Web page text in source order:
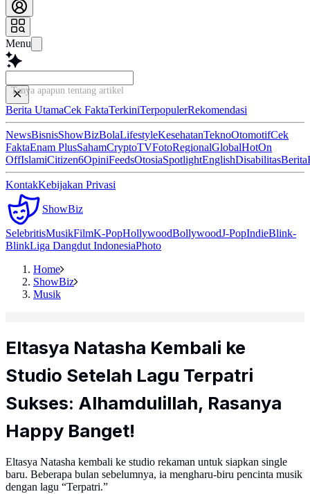
Menu
Tanya apapun tentang artikel ini...
Berita UtamaCek FaktaTerkiniTerpopulerRekomendasi
NewsBisnisShowBizBolaLifestyleKesehatanTeknoOtomotifCek
FaktaEnam PlusSahamCryptoTVFotoRegionalGlobalHotOn
OffIslamiCitizen6OpiniFeedsOtosiaSpotlightEnglishDisabilitasBerita
KontakKebijakan Privasi
ShowBiz
SelebritisMusikFilmK-PopHollywoodBollywoodJ-PopIndieBlink-
BlinkLiga Dangdut IndonesiaPhoto
Home
ShowBiz
Musik
Eltasya Natasha Kembali ke
Studio Setelah Lagu Terpatri
Sukses: Alhamdulillah, Rasanya
Happy Banget!
Eltasya Natasha kembali ke studio rekaman untuk siapkan single
baru. Beberapa bulan sebelumnya, ia mengharu-biru pencinta musik
dengan lagu “Terpatri.”